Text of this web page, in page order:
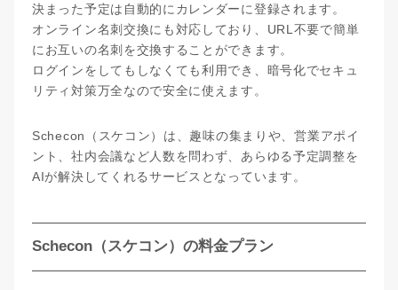
決まった予定は自動的にカレンダーに登録されます。
オンライン名刺交換にも対応しており、URL不要で簡単
にお互いの名刺を交換することができます。
ログインをしてもしなくても利用でき、暗号化でセキュ
リティ対策万全なので安全に使えます。
Schecon（スケコン）は、趣味の集まりや、営業アポイ
ント、社内会議など人数を問わず、あらゆる予定調整を
AIが解決してくれるサービスとなっています。
Schecon（スケコン）の料金プラン